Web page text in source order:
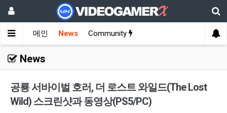
메인 News Community
News
공룡 서바이벌 호러, 더 로스트 와일드(The Lost
Wild) 스크린샷과 동영상(PS5/PC)